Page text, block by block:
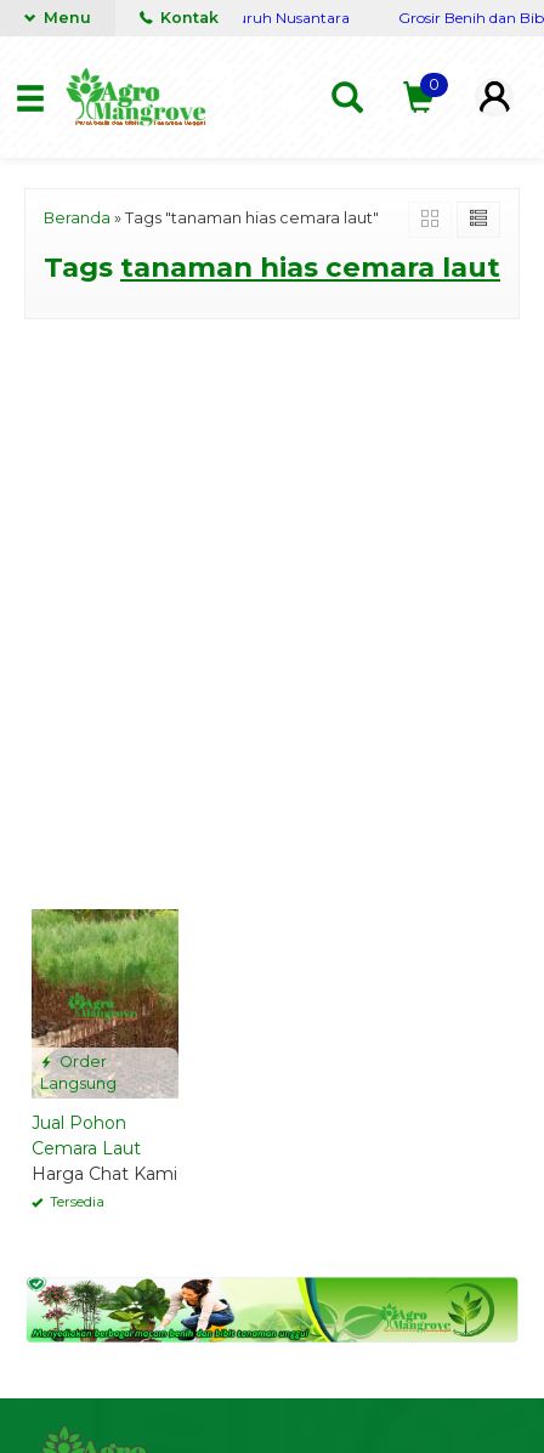
Terpercaya siap kirim seluruh Nusantara Grosir Benih dan
Menu Kontak
0
Beranda » Tags "tanaman hias cemara laut"
Tags tanaman hias cemara laut
Order
Langsung
Jual Pohon
Cemara Laut
Harga Chat Kami
Tersedia